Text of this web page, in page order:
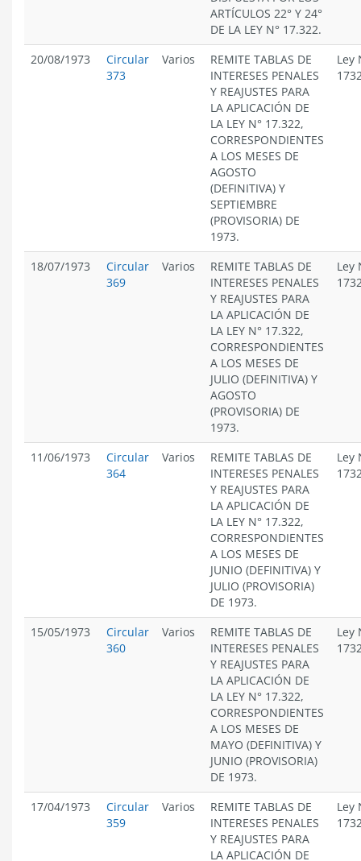
ARTÍCULOS 22° Y 24°
DE LA LEY N° 17.322.
20/08/1973
Circular
373
Varios
REMITE TABLAS DE
INTERESES PENALES
Y REAJUSTES PARA
LA APLICACIÓN DE
LA LEY N° 17.322,
CORRESPONDIENTES
A LOS MESES DE
AGOSTO
(DEFINITIVA) Y
SEPTIEMBRE
(PROVISORIA) DE
1973.
Ley
18/07/1973
Circular
369
Varios
REMITE TABLAS DE
INTERESES PENALES
Y REAJUSTES PARA
LA APLICACIÓN DE
LA LEY N° 17.322,
CORRESPONDIENTES
A LOS MESES DE
JULIO (DEFINITIVA) Y
AGOSTO
(PROVISORIA) DE
1973.
Ley
11/06/1973
Circular
364
Varios
REMITE TABLAS DE
INTERESES PENALES
Y REAJUSTES PARA
LA APLICACIÓN DE
LA LEY N° 17.322,
CORRESPONDIENTES
A LOS MESES DE
JUNIO (DEFINITIVA) Y
JULIO (PROVISORIA)
DE 1973.
Ley
15/05/1973
Circular
360
Varios
REMITE TABLAS DE
INTERESES PENALES
Y REAJUSTES PARA
LA APLICACIÓN DE
LA LEY N° 17.322,
CORRESPONDIENTES
A LOS MESES DE
MAYO (DEFINITIVA) Y
JUNIO (PROVISORIA)
DE 1973.
Ley
17/04/1973
Circular
359
Varios
REMITE TABLAS DE
INTERESES PENALES
Y REAJUSTES PARA
LA APLICACIÓN DE
Ley